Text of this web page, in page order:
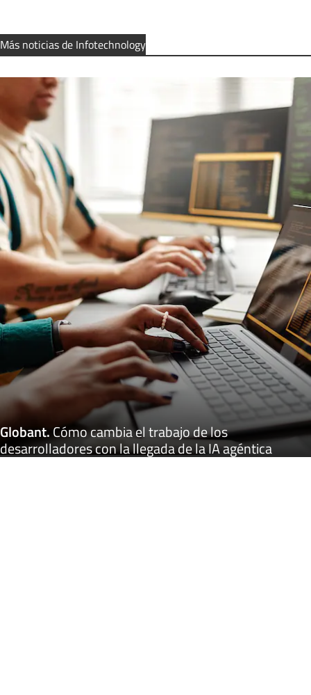
Más noticias de Infotechnology
Globant.Cómo cambia el trabajo de los
desarrolladores con la llegada de la IA agéntica